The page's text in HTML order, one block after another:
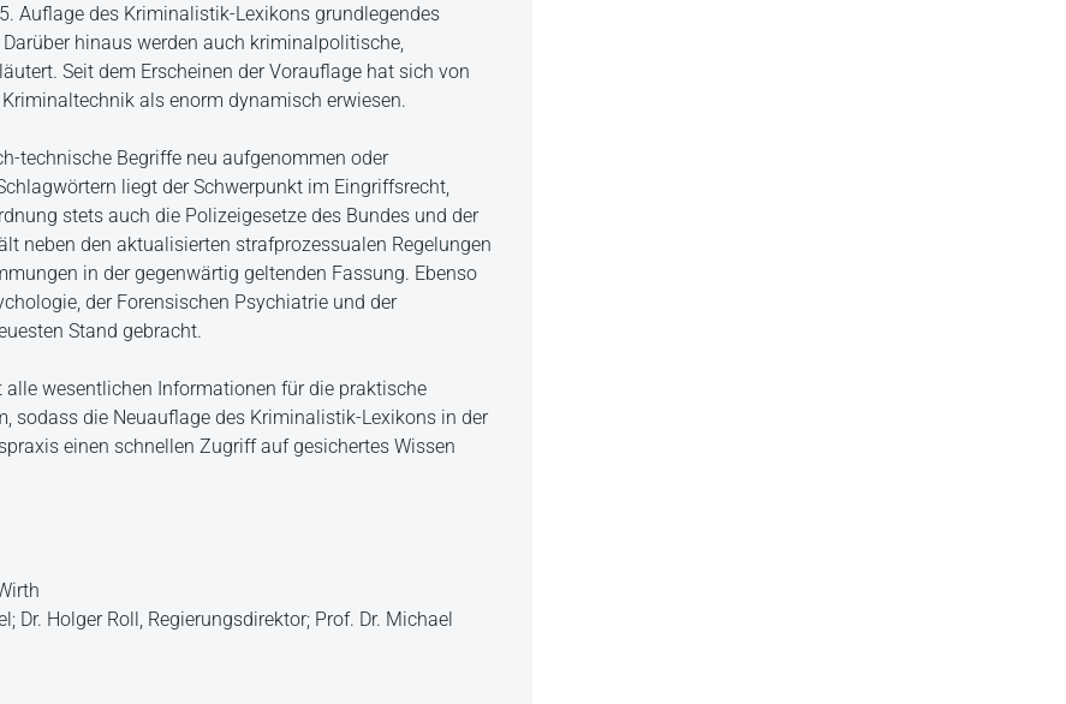
Auflage des Kriminalistik-Lexikons grundlegendes
hinaus werden auch kriminalpolitische,
Seit dem Erscheinen der Vorauflage hat sich von
als enorm dynamisch erwiesen.
technische Begriffe neu aufgenommen oder
liegt der Schwerpunkt im Eingriffsrecht,
stets auch die Polizeigesetze des Bundes und der
neben den aktualisierten strafprozessualen Regelungen
in der gegenwärtig geltenden Fassung. Ebenso
der Forensischen Psychiatrie und der
Stand gebracht.
wesentlichen Informationen für die praktische
sodass die Neuauflage des Kriminalistik-Lexikons in der
einen schnellen Zugriff auf gesichertes Wissen
Dr. Holger Roll, Regierungsdirektor; Prof. Dr. Michael